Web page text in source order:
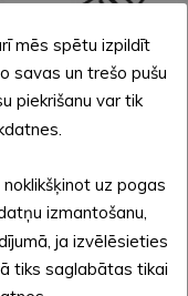
ceļš pa
ceļš Rijukalns –
– Māriņkalns.
Nākošā ziņa →
mēs spētu izpildīt
savas un trešo pušu
piekrišanu var tik
uz pogas
izmantošanu,
ja izvēlēsieties
tiks saglabātas tikai